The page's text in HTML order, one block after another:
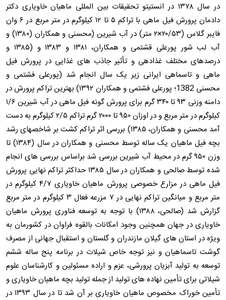
در سال ۱۳۷۸ در انستیتو تحقیقات بین المللی ماهیان خاویاری دکتر
دادمان پرورش فیل ماهی با تراکم ۵ تا ۱۲ کیلوگرم در متر مربع در ۶ وان
فایبر گلاس (۲۰/۵۳×۲ متر) در آب شیرین (محسنی و همکاران (۱۳۸۰) و
آب لب شور پورعلی قشتمی و همکاران، ۱۳۸۱ و ۱۳۸۳ و (۱۳۸۵ و
درصدهای مختلف غذادهی و تأثیر جاذب های غذایی در پرورش فیل
ماهی و تاسماهی ایرانی زیر یک سال انجام شد (پورعلی فشتمی و
محسنی 1382؛ پورعلی فشتمی و همکاران ۱۳۹۲) بهترین تراکم پرورش در
دامنه وزنی ۹۳ تا ۳۴۰ گرم برای پرورش گونه فیل ماهی در آب شیرین ۱/۶
کیلوگرم در متر مربع و در اوزان ۹۵۰ تا ۲۰۰۰ گرم تراکم ۲/۵ کیلوگرم به دست
آمد محسنی و همکاران، ۱۳۸۵) بررسی اثر تراکم کشت بر شاخصهای رشد
بچه فیل ماهیان یک ساله توسط محسنی و همکاران در سال (۱۳۸۴) تا
وزن ۹۵۰ گرم در محیط آب شیرین بررسی شد براساس بررسی های انجام
شده توسط صالحی و همکاران در سال ۱۳۸۵ حداکثر تراکم نهایی پرورش
فیل ماهی در مزارع خصوصی پرورش ماهیان خاویاری ۴/۷ کیلوگرم در
متر مربع و میانگین تراکم نهایی در ۷ مزرعه فعال ۳ کیلوگرم در متر مربع
گزارش شد (صالحی، ۱۳۸۸) با توجه به توسعه فناوری پرورش ماهیان
خاویاری در جهان همچنین وجود امکانات بالقوه فراوان در کشورمان به
ویژه در استان های گیلان مازندران و گلستان و استقبال جهانی از مصرف
گوشت تاسماهیان و نیز توجه خاص شیلات در برنامه پنج ساله ششم
توسعه به تولید آبزیان پرورشی، عزم و اراده مسئولین و کارشناسان علوم
شیلاتی برای تأمین نهاده های تولید از جمله تولید بچه ماهیان خاویاری و
تأمین خوراک مخصوص ماهیان خاویاری بر آن شد تا در سال ۱۳۹۳ در